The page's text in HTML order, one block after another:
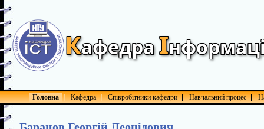
КафедраІ
Головна Кафедра Співробітники кафедри Навчальний процес